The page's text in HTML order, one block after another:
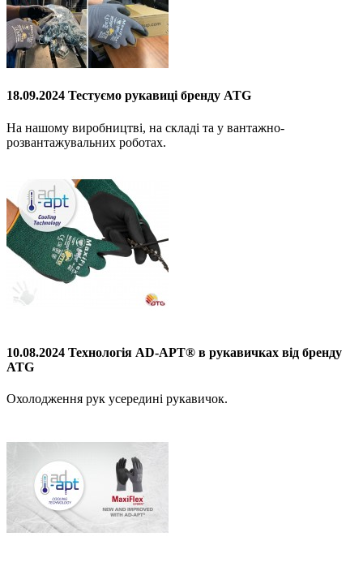
18.09.2024 Тестуємо рукавиці бренду ATG
На нашому виробництві, на складі та у вантажно-
розвантажувальних роботах.
10.08.2024 Технологія AD-APT® в рукавичках від бренду
ATG
Охолодження рук усередині рукавичок.